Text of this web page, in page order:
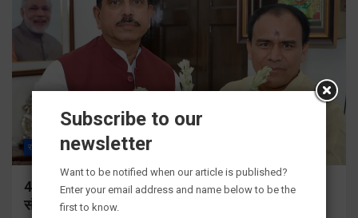
राज्य देहरादून
459 करोड़ से एचएनबी गढ़वाल विश्वविद्यालय में अनुसंधान
संरचना होगी सुदृढ
Subscribe to our
newsletter
Want to be notified when our article is published?
Enter your email address and name below to be the
first to know.